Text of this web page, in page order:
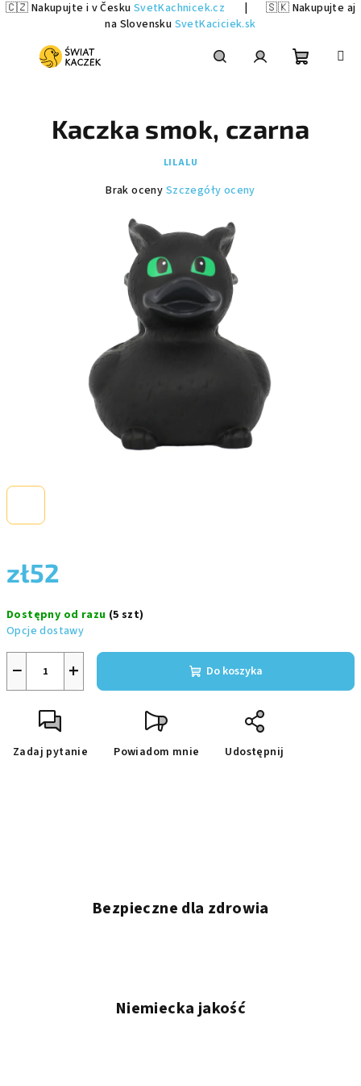
🇨🇿 Nakupujte i v Česku SvetKachnicek.cz
🇸🇰 Nakupujte aj
na Slovensku SvetKaciciek.sk
się
zł52
jednostkowa:
Dostępny od razu (5 szt)
Opcje dostawy
+
− Do koszyka
Zadaj pytanie Powiadom mnie Udostępnij
Kaczka smok, czarna
LILALU
Średnia
produktu
wynosi
gwiazdek.
Brak oceny Szczegóły oceny
Bezpieczne dla zdrowia
Niemiecka jakość